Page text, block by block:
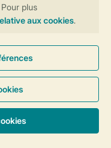
et bannières